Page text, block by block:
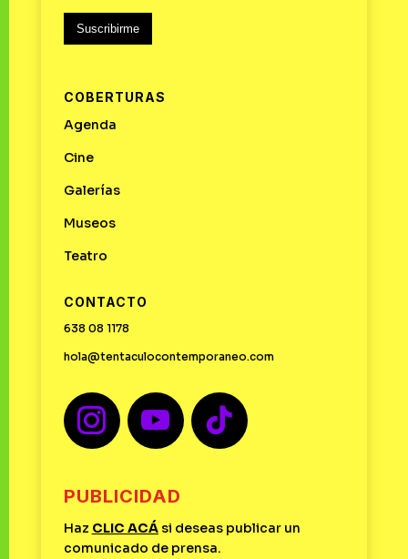
Suscribirme
COBERTURAS
Agenda
Cine
Galerías
Museos
Teatro
CONTACTO
638 08 1178
hola@tentaculocontemporaneo.com
PUBLICIDAD
Haz CLIC ACÁsi deseas publicar un
comunicado de prensa.